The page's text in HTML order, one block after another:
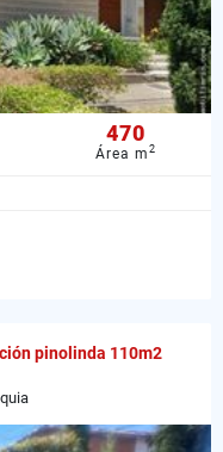
470
Área m2
pinolinda 110m2